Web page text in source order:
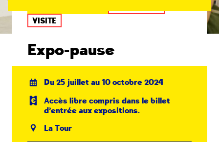
VISITE
Expo-pause
Du 25 juillet au 10 octobre 2024
Accès libre compris dans le billet
d’entrée aux expositions.
La Tour